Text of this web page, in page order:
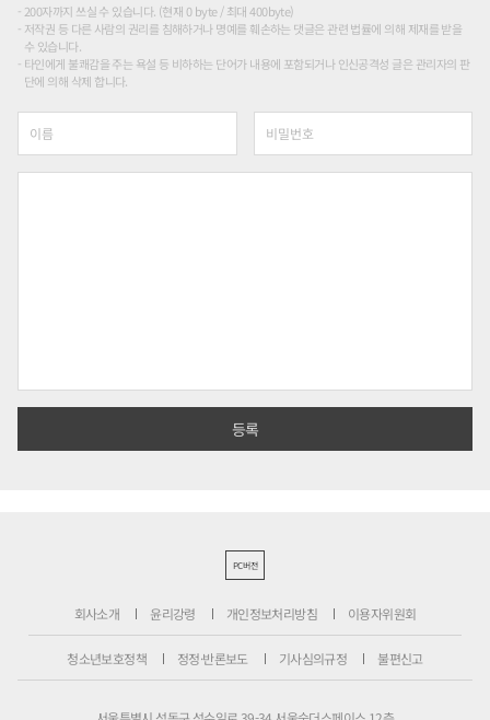
200자까지 쓰실 수 있습니다. (현재 0 byte / 최대 400byte)
저작권 등 다른 사람의 권리를 침해하거나 명예를 훼손하는 댓글은 관련 법률에 의해 제재를 받을
수 있습니다.
타인에게 불쾌감을 주는 욕설 등 비하하는 단어가 내용에 포함되거나 인신공격성 글은 관리자의 판
단에 의해 삭제 합니다.
PC버전
회사소개 윤리강령 개인정보처리방침 이용자위원회
청소년보호정책 정정·반론보도 기사심의규정 불편신고